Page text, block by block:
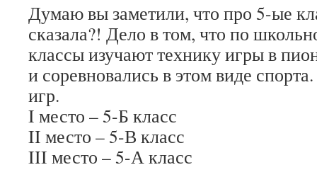
Думаю вы заметили, что про 5-ые
сказала?! Дело в том, что по
классы изучают технику игры в
и соревновались в этом виде
игр.
I место – 5-Б класс
II место – 5-В класс
III место – 5-А класс